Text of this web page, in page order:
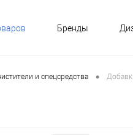
Бренды
и спецсредства •